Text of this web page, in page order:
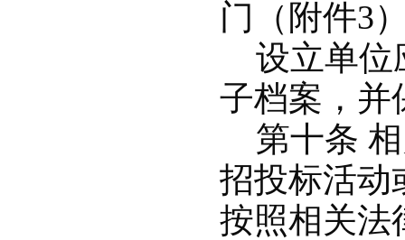
门（附件3
设立单位
子档案，并
第十条 相
招投标活动
按照相关法